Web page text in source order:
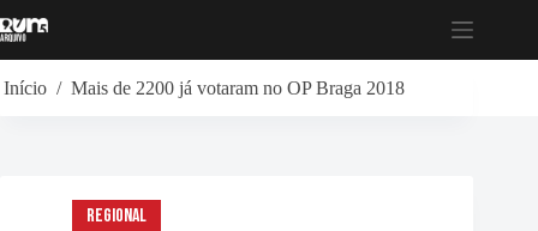
para
Início / Mais de 2200 já votaram no OP Braga 2018
Regional